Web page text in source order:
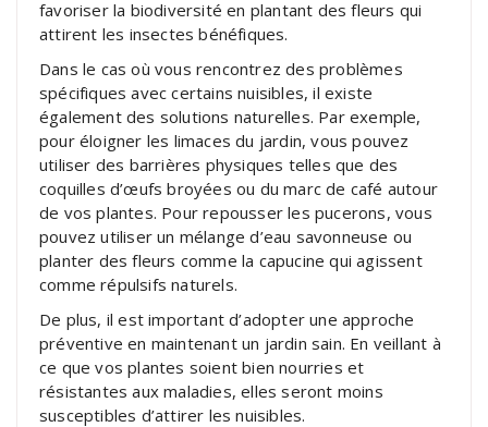
favoriser la biodiversité en plantant des fleurs qui
attirent les insectes bénéfiques.
Dans le cas où vous rencontrez des problèmes
spécifiques avec certains nuisibles, il existe
également des solutions naturelles. Par exemple,
pour éloigner les limaces du jardin, vous pouvez
utiliser des barrières physiques telles que des
coquilles d’œufs broyées ou du marc de café autour
de vos plantes. Pour repousser les pucerons, vous
pouvez utiliser un mélange d’eau savonneuse ou
planter des fleurs comme la capucine qui agissent
comme répulsifs naturels.
De plus, il est important d’adopter une approche
préventive en maintenant un jardin sain. En veillant à
ce que vos plantes soient bien nourries et
résistantes aux maladies, elles seront moins
susceptibles d’attirer les nuisibles.